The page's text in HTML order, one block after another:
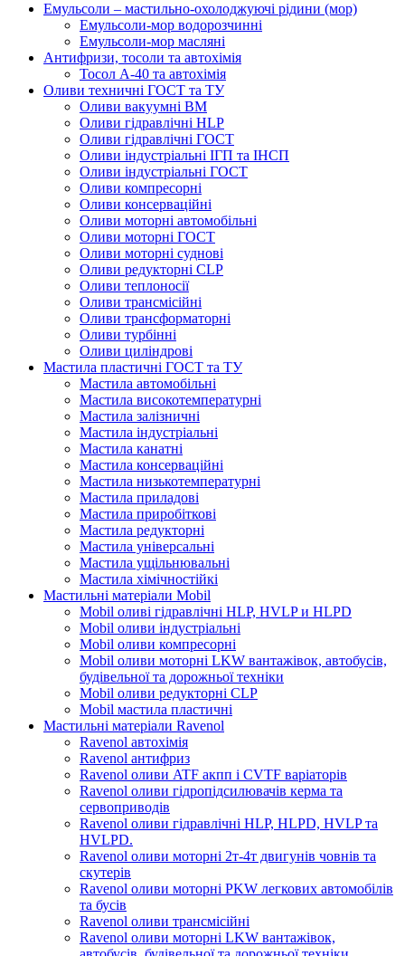
Емульсоли – мастильно-охолоджуючі рідини (мор)
Емульсоли-мор водорозчинні
Емульсоли-мор масляні
Антифризи, тосоли та автохімія
Тосол А-40 та автохімія
Оливи техничні ГОСТ та ТУ
Оливи вакуумні ВМ
Оливи гідравлічні HLP
Оливи гідравлічні ГОСТ
Оливи індустріальні ІГП та ІНСП
Оливи індустріальні ГОСТ
Оливи компресорні
Оливи консерваційні
Оливи моторні автомобільні
Оливи моторні ГОСТ
Оливи моторні суднові
Оливи редукторні CLP
Оливи теплоносії
Оливи трансмісійні
Оливи трансформаторні
Оливи турбінні
Оливи циліндрові
Мастила пластичні ГОСТ та ТУ
Мастила автомобільні
Мастила високотемпературні
Мастила залізничні
Мастила індустріальні
Мастила канатні
Мастила консерваційні
Мастила низькотемпературні
Мастила приладові
Мастила приробіткові
Мастила редукторні
Мастила універсальні
Мастила ущільнювальні
Мастила хімічностійкі
Мастильні матеріали Mobil
Mobil оливі гідравлічні HLP, HVLP и HLPD
Mobil оливи індустріальні
Mobil оливи компресорні
Mobil оливи моторні LKW вантажівок, автобусів,
будівельної та дорожньої техніки
Mobil оливи редукторні CLP
Mobil мастила пластичні
Мастильні матеріали Ravenol
Ravenol автохімія
Ravenol антифриз
Ravenol оливи ATF акпп і CVTF варіаторів
Ravenol оливи гідропідсилювачів керма та
сервоприводів
Ravenol оливи гідравлічні HLP, HLPD, HVLP та
HVLPD.
Ravenol оливи моторні 2т-4т двигунів човнів та
скутерів
Ravenol оливи моторні PKW легкових автомобілів
та бусів
Ravenol оливи трансмісійні
Ravenol оливи моторні LKW вантажівок,